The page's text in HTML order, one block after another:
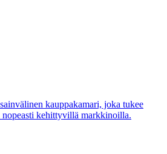
kauppakamari, joka tukee
nopeasti kehittyvillä markkinoilla.